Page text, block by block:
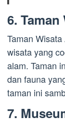
6.
Taman
wisata yang
alam. Taman
dan fauna
taman ini
7.